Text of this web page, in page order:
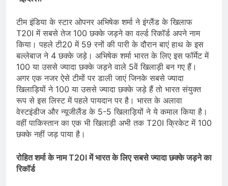
टीम इंडिया के स्टार ओपनर अभिषेक शर्मा ने इंग्लैंड के खिलाफ
T20I में सबसे तेज 100 छक्के जड़ने का वर्ल्ड रिकॉर्ड अपने नाम
किया। पहले टी20 में 59 रनों की पारी के दौरान बाएं हाथ के इस
बल्लेबाज ने 4 छक्के जड़े। अभिषेक शर्मा भारत के लिए इस फॉर्मेट में
100 या उससे ज्यादा छक्के जड़ने वाले 5वें खिलाड़ी बन गए हैं।
अगर एक नजर ऐसे टीमों पर डाली जाएं जिनके सबसे ज्यादा
खिलाड़ियों ने 100 या उससे ज्यादा छक्के जड़े हैं तो भारत संयुक्त
रूप से इस लिस्ट में पहले पायदान पर है। भारत के अलावा
वेस्टइंडीज और न्यूजीलैंड के 5-5 खिलाड़ियों ने ये कमाल किया है।
वहीं पाकिस्तान का एक भी खिलाड़ी अभी तक T20I क्रिकेट में 100
छक्के नहीं जड़ पाया है।
रोहित शर्मा के नाम T20I में भारत के लिए सबसे ज्यादा छक्के जड़ने का
रिकॉर्ड